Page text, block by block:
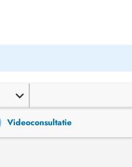
Videoconsultatie